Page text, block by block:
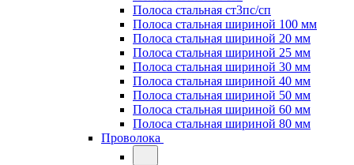
Полоса стальная ст3пс/сп
Полоса стальная шириной 100 мм
Полоса стальная шириной 20 мм
Полоса стальная шириной 25 мм
Полоса стальная шириной 30 мм
Полоса стальная шириной 40 мм
Полоса стальная шириной 50 мм
Полоса стальная шириной 60 мм
Полоса стальная шириной 80 мм
Проволока